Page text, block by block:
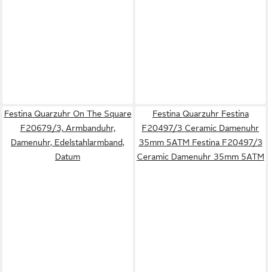
Festina Quarzuhr On The Square
F20679/3, Armbanduhr,
Damenuhr, Edelstahlarmband,
Datum
Festina Quarzuhr Festina
F20497/3 Ceramic Damenuhr
35mm 5ATM Festina F20497/3
Ceramic Damenuhr 35mm 5ATM